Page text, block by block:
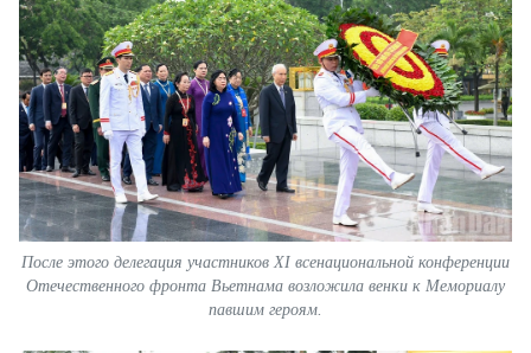
После этого делегация участников XI всенациональной конференции
Отечественного фронта Вьетнама возложила венки к Мемориалу
павшим героям.